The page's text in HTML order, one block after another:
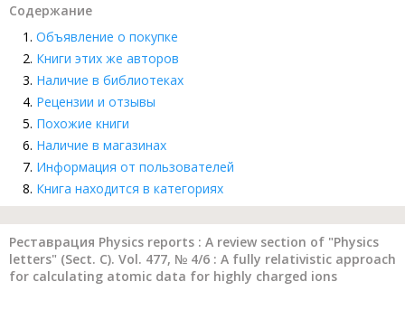
Содержание
Объявление о покупке
Книги этих же авторов
Наличие в библиотеках
Рецензии и отзывы
Похожие книги
Наличие в магазинах
Информация от пользователей
Книга находится в категориях
Реставрация Physics reports : A review section of "Physics
letters" (Sect. C). Vol. 477, № 4/6 : A fully relativistic approach
for calculating atomic data for highly charged ions